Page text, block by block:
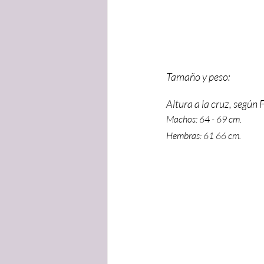
Tamaño y peso:
Altura a la cruz, según
Machos: 64 - 69 cm.
Hembras: 61 66 cm.